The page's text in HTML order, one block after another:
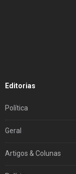
Editorias
Política
Geral
Artigos & Colunas